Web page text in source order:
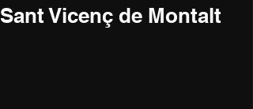
Sant Vicenç de Montalt